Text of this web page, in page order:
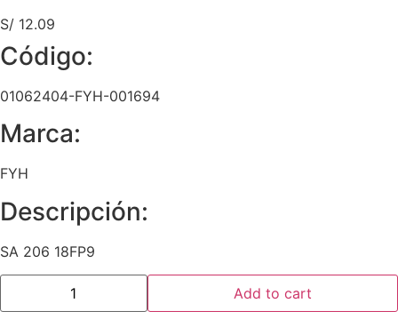
S/ 12.09
Código:
01062404-FYH-001694
Marca:
FYH
Descripción:
SA 206 18FP9
Add to cart